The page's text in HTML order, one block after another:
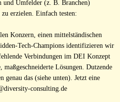
und Umfelder (z. B. Branchen)
erzielen. Einfach testen:
Konzern, einen mittelständischen
Tech-Champions identifizieren wir
Verbindungen im DEI Konzept
maßgeschneiderte Lösungen. Dutzende
genau das (siehe unten). Jetzt eine
consulting.de